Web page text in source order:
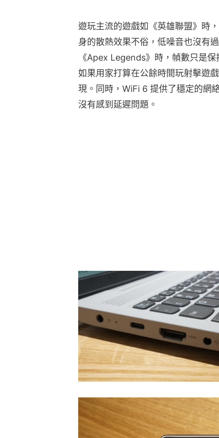
遊玩主流的遊戲如《英雄聯盟》時
身的散熱效果不俗，低噪音也沒有
《Apex Legends》時，幀數只是
如果用家打算在公餘時間玩射擊遊
現。同時，WiFi 6 提供了穩定的網
沒有感到延遲問題。